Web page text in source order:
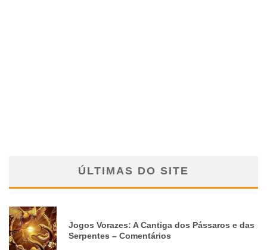
ÚLTIMAS DO SITE
Jogos Vorazes: A Cantiga dos Pássaros e das
Serpentes – Comentários